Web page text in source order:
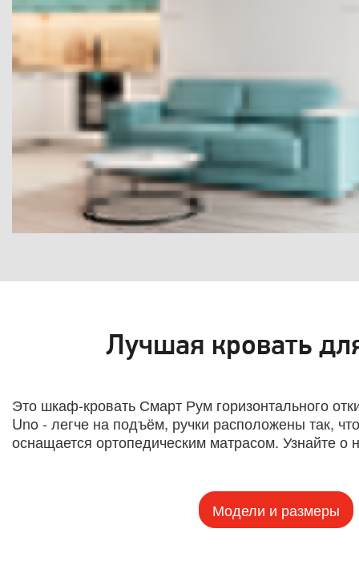
Лучшая кровать
Это шкаф-кровать Смарт Рум горизонтального
Uno - легче на подъём, ручки расположены так,
оснащается ортопедическим матрасом. Узнайте о
Модели и размеры